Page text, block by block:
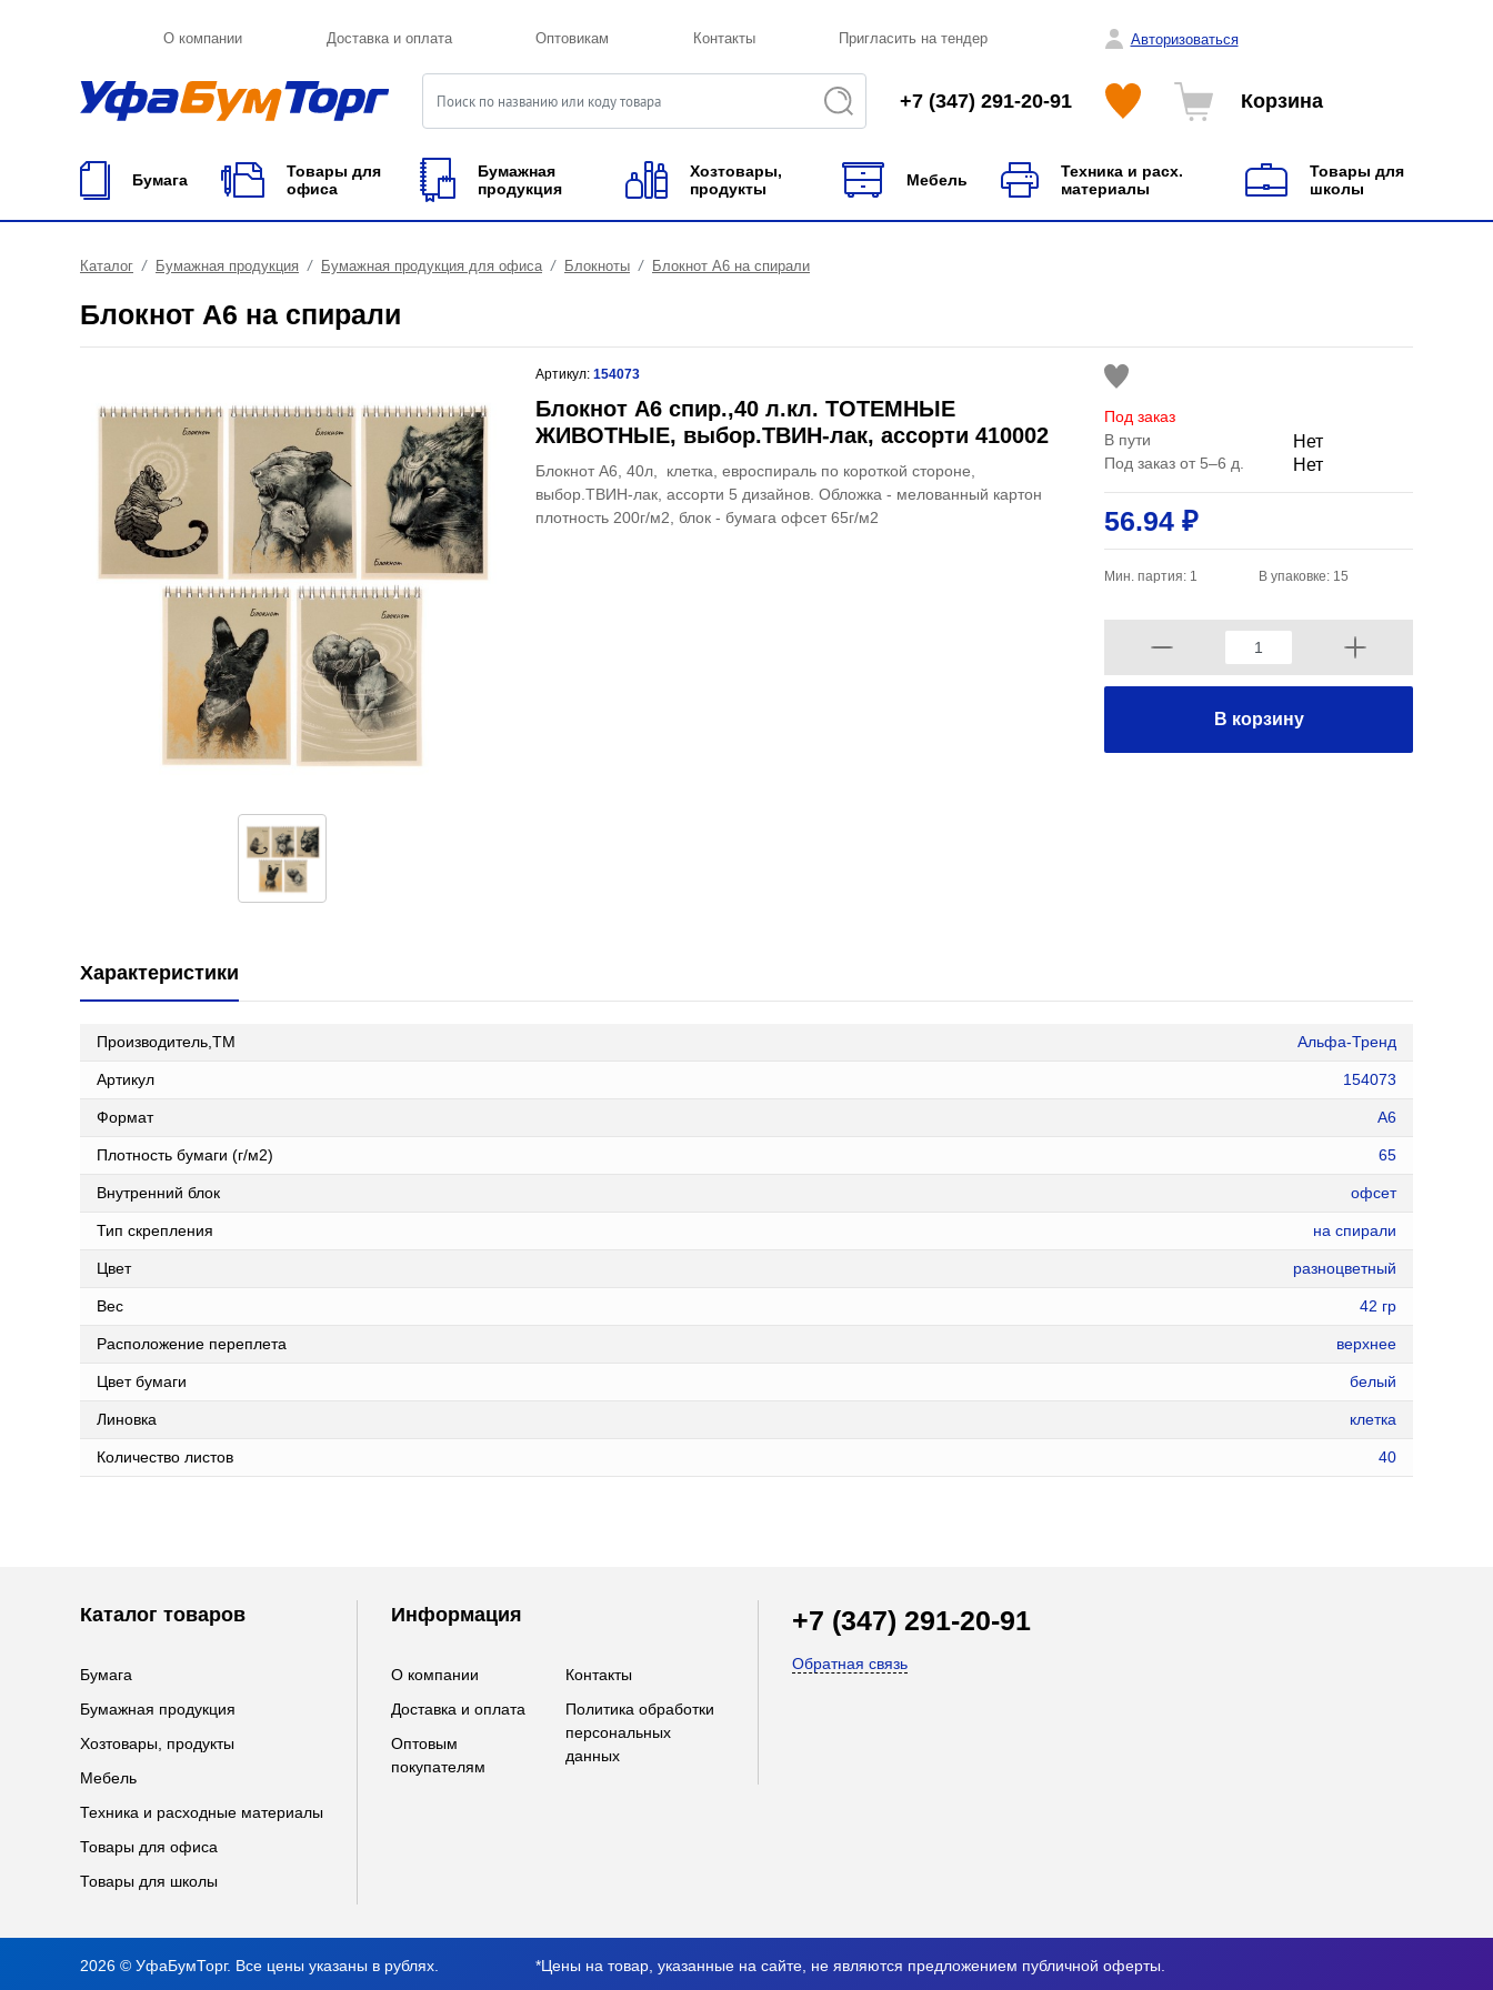
О компании Доставка и оплата Оптовикам Контакты Пригласить на тендер Авторизоваться
+7 (347) 291-20-91 Корзина
Бумага
Товары для
офиса
Бумажная
продукция
Хозтовары,
продукты
Мебель
Техника и расх.
материалы
Товары для
школы
Каталог Бумажная продукция Бумажная продукция для офиса Блокноты Блокнот А6 на спирали
Блокнот А6 на спирали
Артикул: 154073
Блокнот А6 спир.,40 л.кл. ТОТЕМНЫЕ
ЖИВОТНЫЕ, выбор.ТВИН-лак, ассорти 410002
Блокнот А6, 40л, клетка, евроспираль по короткой стороне,
выбор.ТВИН-лак, ассорти 5 дизайнов. Обложка - мелованный картон
плотность 200г/м2, блок - бумага офсет 65г/м2
Под заказ
В пути
Нет
Под заказ от 5–6 д. Нет
56.94 ₽
Мин. партия: 1 В упаковке: 15
В корзину
Характеристики
Производитель,ТМ Альфа-Тренд
Артикул 154073
Формат А6
Плотность бумаги (г/м2) 65
Внутренний блок офсет
Тип скрепления на спирали
Цвет разноцветный
Вес 42 гр
Расположение переплета верхнее
Цвет бумаги белый
Линовка клетка
Количество листов 40
Каталог товаров
Бумага
Бумажная продукция
Хозтовары, продукты
Мебель
Техника и расходные материалы
Товары для офиса
Товары для школы
Информация
О компании
Доставка и оплата
Оптовым
покупателям
Контакты
Политика обработки
персональных
данных
+7 (347) 291-20-91
Обратная связь
2026 © УфаБумТорг. Все цены указаны в рублях. *Цены на товар, указанные на сайте, не являются предложением публичной оферты.